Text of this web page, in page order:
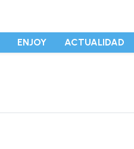
ENJOY ACTUALIDAD